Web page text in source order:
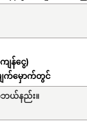
ျန်ငွေ)
ျက်မှောက်တွင်
ယ်နည်း။